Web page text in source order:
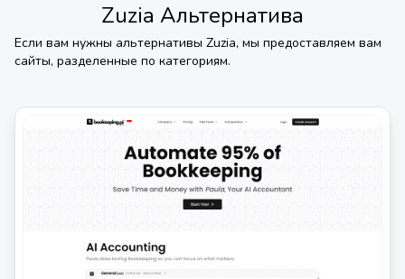
Zuzia Альтернатива
Если вам нужны альтернативы Zuzia, мы предоставляем вам
сайты, разделенные по категориям.